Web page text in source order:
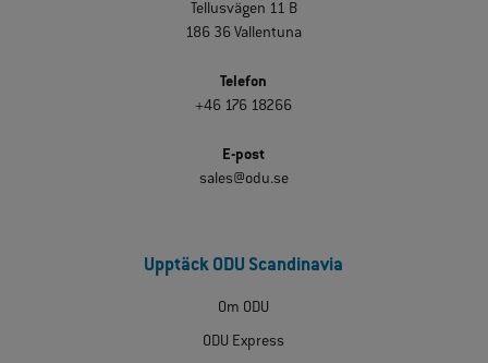
Tellusvägen 11 B
186 36 Vallentuna
Telefon
+46 176 18266
E-post
sales@odu.se
Upptäck ODU Scandinavia
Om ODU
ODU Express